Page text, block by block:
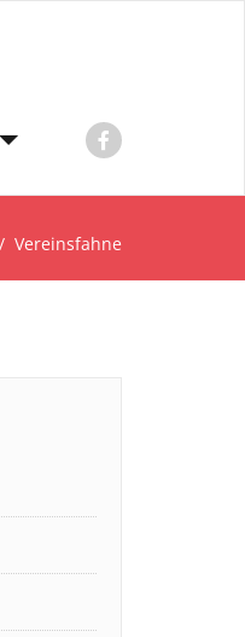
/ Vereinsfahne